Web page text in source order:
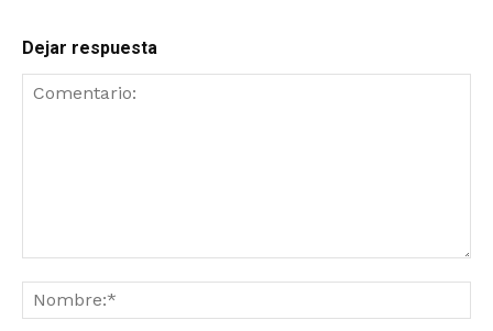
Dejar respuesta